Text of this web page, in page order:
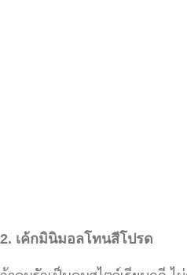
2. เค้กมินิมอลโทนสีโปรด